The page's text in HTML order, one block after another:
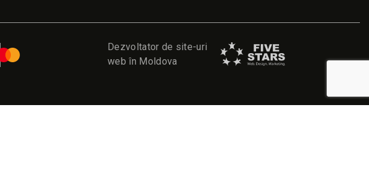
Dezvoltator de site-uri
web în Moldova